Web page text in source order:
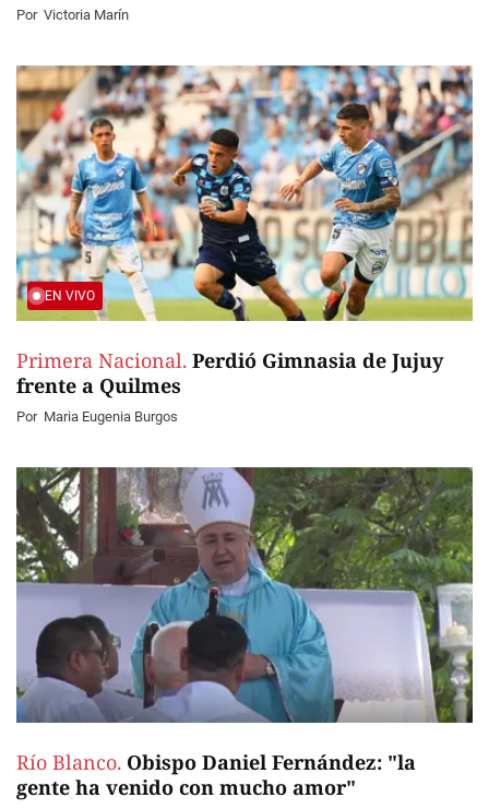
Por Victoria Marín
EN VIVO
Primera Nacional. Perdió Gimnasia de Jujuy
frente a Quilmes
Por Maria Eugenia Burgos
Río Blanco. Obispo Daniel Fernández: "la
gente ha venido con mucho amor"